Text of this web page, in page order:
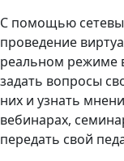
С помощью
проведение
реальном режиме
задать вопросы
них и узнать
вебинарах,
передать свой